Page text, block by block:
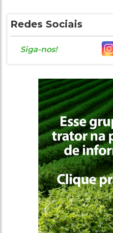
Redes Sociais
Siga-nos!